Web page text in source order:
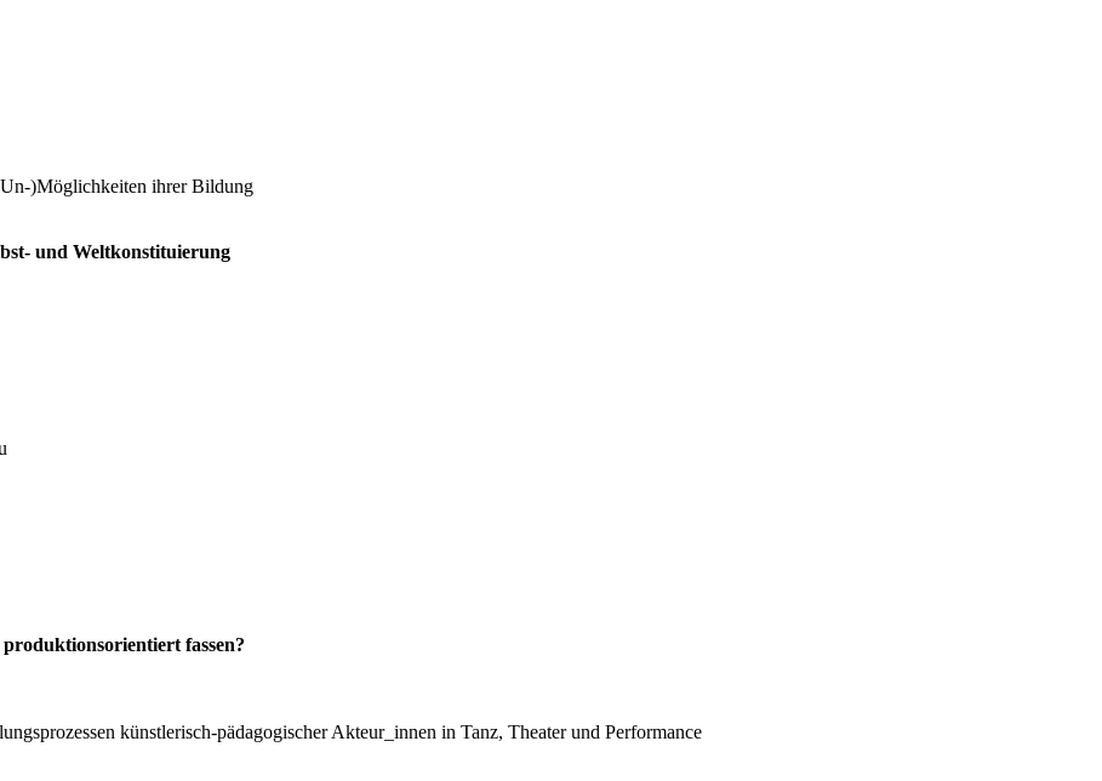
)Möglichkeiten ihrer Bildung
und Weltkonstituierung
produktionsorientiert fassen?
künstlerisch-pädagogischer Akteur_innen in Tanz, Theater und Performance